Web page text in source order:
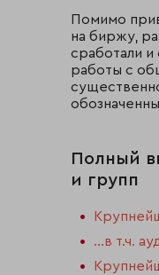
Помимо
на биржу,
сработали
работы с
Полный
и групп
…в т.ч.